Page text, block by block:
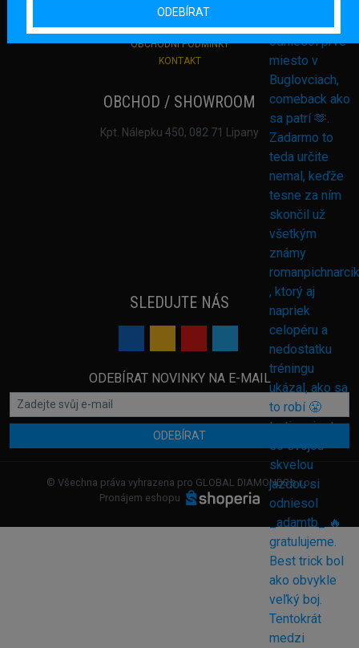
VRACENÍ ZBOŽÍ A REKLAMACE
OCHRANA OSOBNÍCH ÚDAJŮ
OBCHODNÍ PODMÍNKY
KONTAKT
OBCHOD / SHOWROOM
Kpt. Nálepku 450, 082 71 Lipany
SLEDUJTE NÁS
ODEBÍRAT NOVINKY NA E-MAIL
ODEBÍRAT
© Všechna práva vyhrazena pro GLOBAL DIAMONDS s.r.o.
Pronájem eshopu
ODEBÍRAT